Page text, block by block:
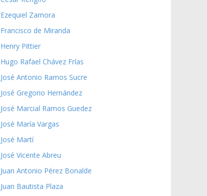
Ezequiel Zamora
Francisco de Miranda
Henry Pittier
Hugo Rafael Chávez Frías
José Antonio Ramos Sucre
José Gregorio Hernández
José Marcial Ramos Guedez
José María Vargas
José Martí
José Vicente Abreu
Juan Antonio Pérez Bonalde
Juan Bautista Plaza